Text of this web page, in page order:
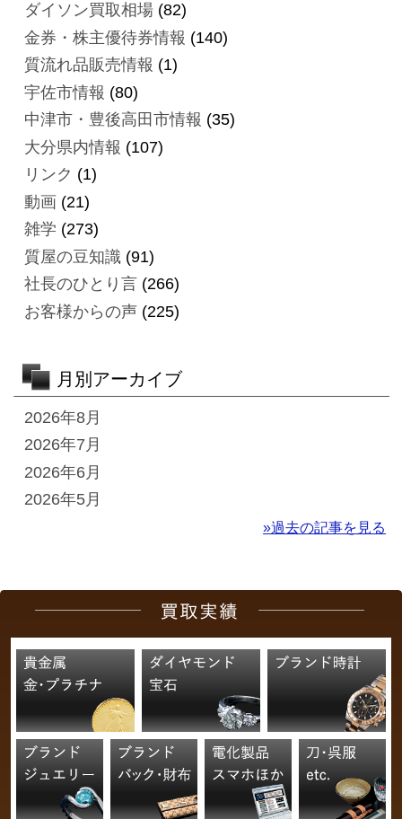
ダイソン買取相場(82)
金券・株主優待券情報 (140)
質流れ品販売情報 (1)
宇佐市情報 (80)
中津市・豊後高田市情報 (35)
大分県内情報 (107)
リンク (1)
動画(21)
雑学 (273)
質屋の豆知識(91)
社長のひとり言(266)
お客様からの声(225)
月別アーカイブ
2026年8月
2026年7月
2026年6月
2026年5月
»過去の記事を見る